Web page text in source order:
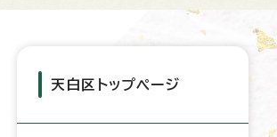
天白区トップページ